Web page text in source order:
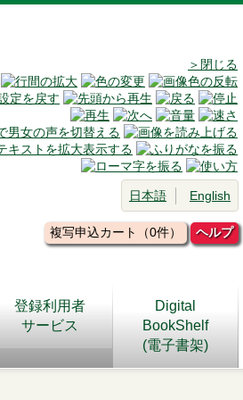
＞閉じる
日本語 English
複写申込カート（0件） ヘルプ
登録利用者
サービス
Digital
BookShelf
(電子書架)